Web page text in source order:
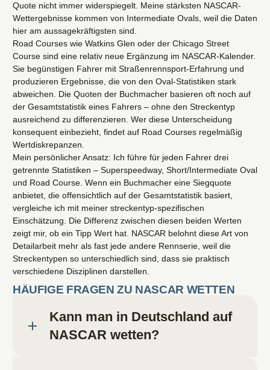
Quote nicht immer widerspiegelt. Meine stärksten NASCAR-
Wettergebnisse kommen von Intermediate Ovals, weil die Daten
hier am aussagekräftigsten sind.
Road Courses wie Watkins Glen oder der Chicago Street
Course sind eine relativ neue Ergänzung im NASCAR-Kalender.
Sie begünstigen Fahrer mit Straßenrennsport-Erfahrung und
produzieren Ergebnisse, die von den Oval-Statistiken stark
abweichen. Die Quoten der Buchmacher basieren oft noch auf
der Gesamtstatistik eines Fahrers – ohne den Streckentyp
ausreichend zu differenzieren. Wer diese Unterscheidung
konsequent einbezieht, findet auf Road Courses regelmäßig
Wertdiskrepanzen.
Mein persönlicher Ansatz: Ich führe für jeden Fahrer drei
getrennte Statistiken – Superspeedway, Short/Intermediate Oval
und Road Course. Wenn ein Buchmacher eine Siegquote
anbietet, die offensichtlich auf der Gesamtstatistik basiert,
vergleiche ich mit meiner streckentyp-spezifischen
Einschätzung. Die Differenz zwischen diesen beiden Werten
zeigt mir, ob ein Tipp Wert hat. NASCAR belohnt diese Art von
Detailarbeit mehr als fast jede andere Rennserie, weil die
Streckentypen so unterschiedlich sind, dass sie praktisch
verschiedene Disziplinen darstellen.
HÄUFIGE FRAGEN ZU NASCAR WETTEN
Kann man in Deutschland auf
NASCAR wetten?